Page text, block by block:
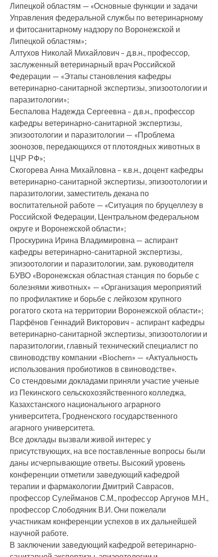
Липецкой областям — «Основные функции и задачи
Управления федеральной службы по ветеринарному
и фитосанитарному надзору по Воронежской и
Липецкой областям»;
Алтухов Николай Михайлович – д.в.н., профессор,
заслуженный ветеринарный врач Российской
Федерации — «Этапы становления кафедры
ветеринарно-санитарной экспертизы, эпизоотологии и
паразитологии»;
Беспалова Надежда Сергеевна – д.в.н., профессор
кафедры ветеринарно-санитарной экспертизы,
эпизоотологии и паразитологии — «Проблема
зоонозов, передающихся от плотоядных животных в
ЦЧР РФ»;
Скогорева Анна Михайловна – к.в.н., доцент кафедры
ветеринарно-санитарной экспертизы, эпизоотологии и
паразитологии, заместитель декана по
воспитательной работе — «Ситуация по бруцеллезу в
Российской Федерации, Центральном федеральном
округе и Воронежской области»;
Проскурина Ирина Владимировна — аспирант
кафедры ветеринарно-санитарной экспертизы,
эпизоотологии и паразитологии, зам. руководителя
БУВО «Воронежская областная станция по борьбе с
болезнями животных» — «Организация мероприятий
по профилактике и борьбе с лейкозом крупного
рогатого скота на территории Воронежской области»;
Парфёнов Геннадий Викторович – аспирант кафедры
ветеринарно-санитарной экспертизы, эпизоотологии и
паразитологии, главный технический специалист по
свиноводству компании «Biochem» — «Актуальность
использования пробиотиков в свиноводстве».
Со стендовыми докладами приняли участие ученые
из Пекинского сельскохозяйственного колледжа,
Казахстанского национального аграрного
университета, Гродненского государственного
агарного университета.
Все доклады вызвали живой интерес у
присутствующих, на все поставленные вопросы были
даны исчерпывающие ответы. Высокий уровень
конференции отметили заведующий кафедрой
терапии и фармакологии Дмитрий Саврасов,
профессор Сулейманов С.М., профессор Аргунов М.Н.,
профессор Слободяник В.И. Они пожелали
участникам конференции успехов в их дальнейшей
научной работе.
В заключении заведующий кафедрой ветеринарно-